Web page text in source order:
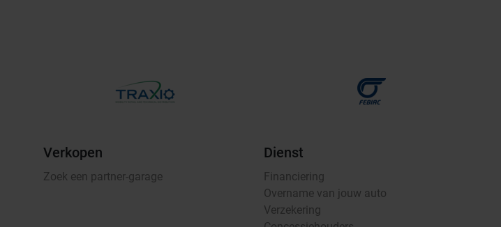
Verkopen
Zoek een partner-garage
Dienst
Financiering
Overname van jouw auto
Verzekering